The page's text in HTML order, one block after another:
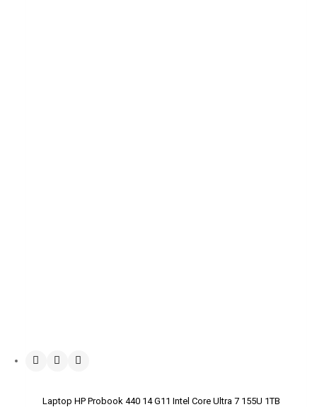
Laptop HP Probook 440 14 G11 Intel Core Ultra 7 155U 1TB